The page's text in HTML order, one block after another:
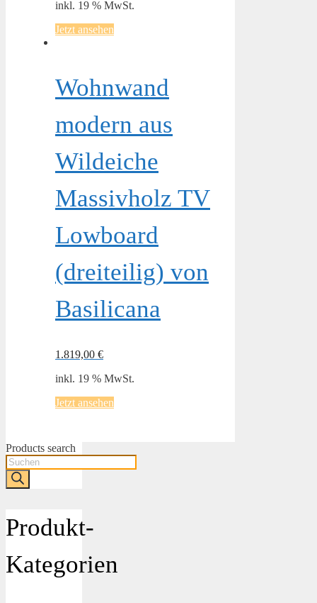
inkl. 19 % MwSt.
Jetzt ansehen
Wohnwand
modern aus
Wildeiche
Massivholz TV
Lowboard
(dreiteilig) von
Basilicana
1.819,00 €
inkl. 19 % MwSt.
Jetzt ansehen
Products search
Produkt-
Kategorien